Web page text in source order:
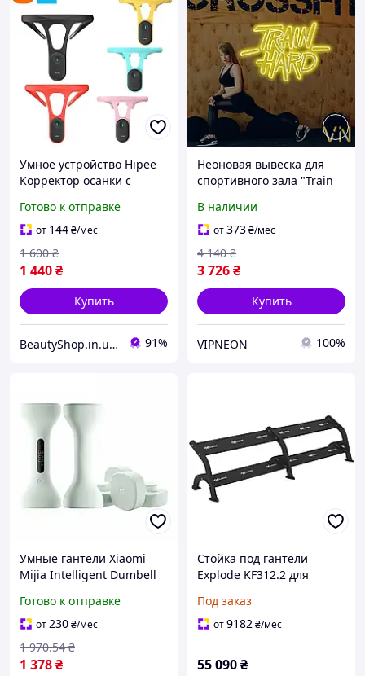
Умное устройство Hipee
Корректор осанки с
времени
Готово к отправке
от 144₴/мес
1 440₴
1 600 ₴
Купить
BeautyShop.in.ua - Интернет-магазин по продаже материалов красоты, Телеграм @Beautyshopinua 91%
Неоновая вывеска для
спортивного зала "Train
В наличии
от373₴/мес
3 726₴
4 140 ₴
Купить
VIPNEON 100%
Умные гантели Xiaomi
Mijia Intelligent Dumbell
Готово к отправке
от230₴/мес
1 378₴
1 970.54 ₴
Стойка под гантели
Explode KF312.2 для
секциями для хранения
14 пар гантелей
Под заказ
от9182₴/мес
55 090₴